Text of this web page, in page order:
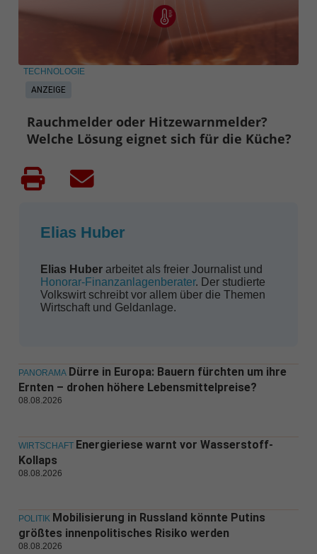
ANZEIGE
TECHNOLOGIE
Rauchmelder oder Hitzewarnmelder?
Welche Lösung eignet sich für die Küche?
Elias Huber
Elias Huberarbeitet als freier Journalist und
Honorar-Finanzanlagenberater. Der studierte
Volkswirt schreibt vor allem über die Themen
Wirtschaft und Geldanlage.
PANORAMA Dürre in Europa: Bauern fürchten um ihre
Ernten – drohen höhere Lebensmittelpreise?
08.08.2026
WIRTSCHAFT Energieriese warnt vor Wasserstoff-
Kollaps
08.08.2026
POLITIK Mobilisierung in Russland könnte Putins
größtes innenpolitisches Risiko werden
08.08.2026